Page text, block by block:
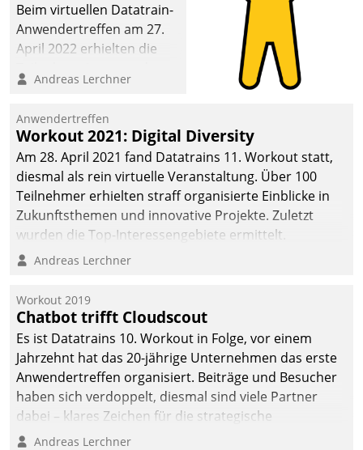
Beim virtuellen Datatrain-
Anwendertreffen am 27.
April 2022 erhielten die
Teilnehmer kurzweilige
Cloud-Strategien und -
Lösungen mit hohem
Zukunftspotenzial.
Andreas Lerchner
Anwendertreffen
Workout 2021: Digital Diversity
Am 28. April 2021 fand Datatrains 11. Workout statt,
diesmal als rein virtuelle Veranstaltung. Über 100
Teilnehmer erhielten straff organisierte Einblicke in
Zukunftsthemen und innovative Projekte. Zuletzt
wurden die Top-Interessengebiete ermittelt.
Andreas Lerchner
Workout 2019
Chatbot trifft Cloudscout
Es ist Datatrains 10. Workout in Folge, vor einem
Jahrzehnt hat das 20-jährige Unternehmen das erste
Anwendertreffen organisiert. Beiträge und Besucher
haben sich verdoppelt, diesmal sind viele Partner
dabei – klares Zeichen für die strategische
Fokussierung auf den Kunden.
Andreas Lerchner